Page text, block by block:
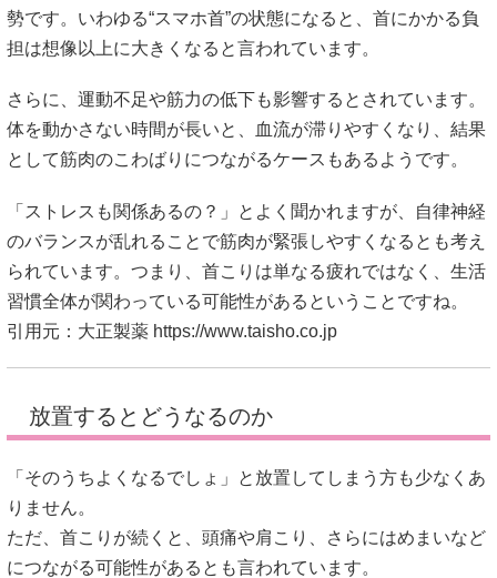
勢です。いわゆる“スマホ首”の状態になると、首にかかる負
担は想像以上に大きくなると言われています。
さらに、運動不足や筋力の低下も影響するとされています。
体を動かさない時間が長いと、血流が滞りやすくなり、結果
として筋肉のこわばりにつながるケースもあるようです。
「ストレスも関係あるの？」とよく聞かれますが、自律神経
のバランスが乱れることで筋肉が緊張しやすくなるとも考え
られています。つまり、首こりは単なる疲れではなく、生活
習慣全体が関わっている可能性があるということですね。
引用元：大正製薬 https://www.taisho.co.jp
放置するとどうなるのか
「そのうちよくなるでしょ」と放置してしまう方も少なくあ
りません。
ただ、首こりが続くと、頭痛や肩こり、さらにはめまいなど
につながる可能性があるとも言われています。